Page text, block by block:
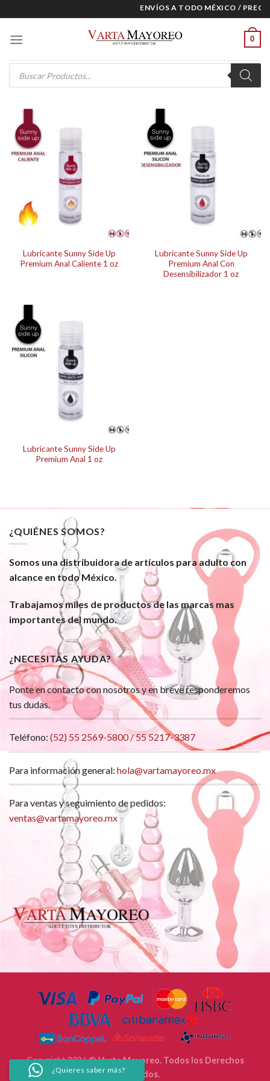
to
content
ENVÍOS A TODO MÉXICO /
0
Products
search
Lubricante Sunny Side Up
Premium Anal Caliente 1 oz
Lubricante Sunny Side Up
Premium Anal Con
Desensibilizador 1 oz
Lubricante Sunny Side Up
Premium Anal 1 oz
¿QUIÉNES SOMOS?
Somos una distribuidora de artículos para adulto con
alcance en todo México.
Trabajamos miles de productos de las marcas mas
importantes del mundo.
¿NECESITAS AYUDA?
Ponte en contacto con nosotros y en breve responderemos
tus dudas.
Teléfono: (52) 55 2569-5800 / 55 5217-3387
Para información general: hola@vartamayoreo.mx
Para ventas y seguimiento de pedidos:
ventas@vartamayoreo.mx
Copyright 2026 ©Varta Mayoreo. Todos los Derechos
Reservados.
¿Quieres saber más?